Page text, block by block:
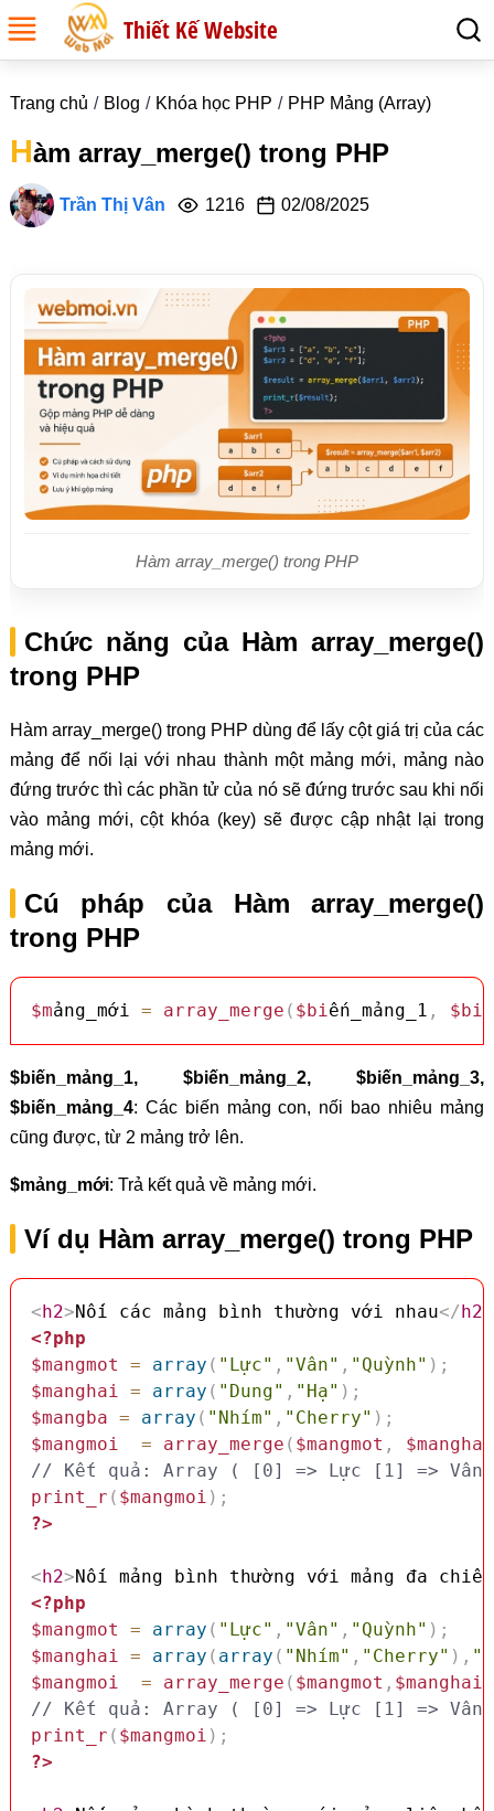
Thiết Kế Website
Trang chủ Blog Khóa học PHP PHP Mảng (Array)
Hàm array_merge() trong PHP
Trần Thị Vân 1216 02/08/2025
Hàm array_merge() trong PHP
Chức năng của Hàm array_merge()
trong PHP
Hàm array_merge() trong PHP dùng để lấy cột giá trị của các
mảng để nối lại với nhau thành một mảng mới, mảng nào
đứng trước thì các phần tử của nó sẽ đứng trước sau khi nối
vào mảng mới, cột khóa (key) sẽ được cập nhật lại trong
mảng mới.
Cú pháp của Hàm array_merge()
trong PHP
$mảng_mới = array_merge ( $biến_mảng_1 , $bi
$biến_mảng_1, $biến_mảng_2, $biến_mảng_3,
$biến_mảng_4: Các biến mảng con, nối bao nhiêu mảng
cũng được, từ 2 mảng trở lên.
$mảng_mới: Trả kết quả về mảng mới.
Ví dụ Hàm array_merge() trong PHP
<h2>Nối các mảng bình thường với nhau</h2
<?php
$mangmot
= array ( "Lực" , "Vân" , "Quỳnh" ) ;
$manghai = array ( "Dung" , "Hạ" ) ;
$mangba = array ( "Nhím" , "Cherry" ) ;
$mangmoi
= array_merge ( $mangmot , $manghai
// Kết quả: Array ( [0] => Lực [1] => Vân
print_r ( $mangmoi ) ;
?>
<h2>Nối mảng bình thường với mảng đa chiều
<?php
$mangmot
= array ( "Lực" , "Vân" , "Quỳnh" ) ;
$manghai = array ( array ( "Nhím" , "Cherry" ) ,
$mangmoi
= array_merge ( $mangmot , $manghai
// Kết quả: Array ( [0] => Lực [1] => Vân
print_r ( $mangmoi ) ;
?>